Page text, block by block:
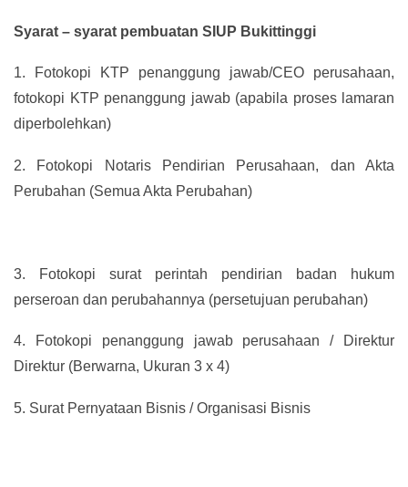
Syarat – syarat pembuatan SIUP Bukittinggi
1.
Fotokopi KTP penanggung jawab/CEO perusahaan,
fotokopi KTP penanggung jawab (apabila proses lamaran
diperbolehkan)
2.
Fotokopi Notaris Pendirian Perusahaan, dan Akta
Perubahan (Semua Akta Perubahan)
3.
Fotokopi surat perintah pendirian badan hukum
perseroan dan perubahannya (persetujuan perubahan)
4.
Fotokopi penanggung jawab perusahaan / Direktur
Direktur (Berwarna, Ukuran 3 x 4)
5. Surat Pernyataan Bisnis / Organisasi Bisnis